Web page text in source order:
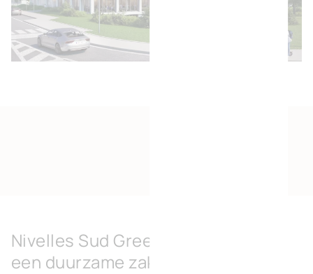
Nivelles Sud Green Business Park:
een duurzame zakelijke kans